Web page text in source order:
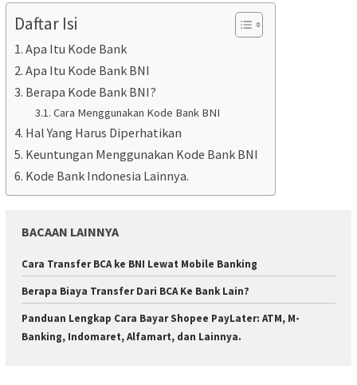
Daftar Isi
Apa Itu Kode Bank
Apa Itu Kode Bank BNI
Berapa Kode Bank BNI?
Cara Menggunakan Kode Bank BNI
Hal Yang Harus Diperhatikan
Keuntungan Menggunakan Kode Bank BNI
Kode Bank Indonesia Lainnya.
BACAAN LAINNYA
Cara Transfer BCA ke BNI Lewat Mobile Banking
Berapa Biaya Transfer Dari BCA Ke Bank Lain?
Panduan Lengkap Cara Bayar Shopee PayLater: ATM, M-
Banking, Indomaret, Alfamart, dan Lainnya.